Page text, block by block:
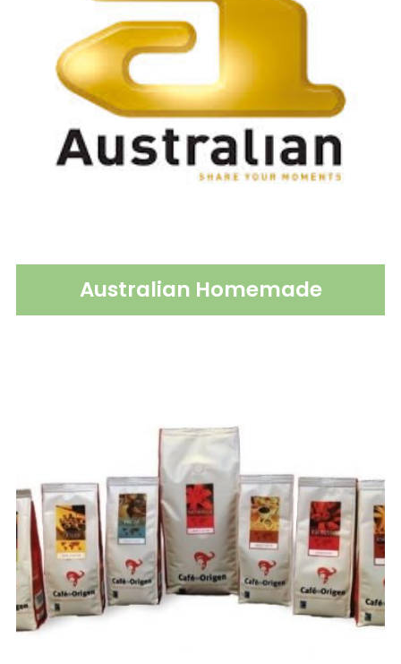
Australian Homemade